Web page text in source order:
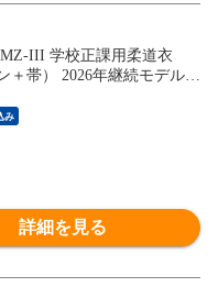
III 学校正課用柔道衣
＋帯） 2026年継続モデル
道着セット 初心者用 入門
加工不可】【翌日配達対
み
詳細を見る